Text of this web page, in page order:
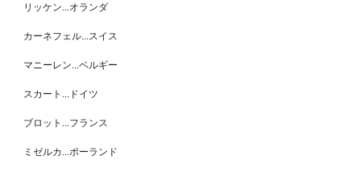
リッケン…オランダ
カーネフェル…スイス
マニーレン…ベルギー
スカート…ドイツ
ブロット…フランス
ミゼルカ…ポーランド